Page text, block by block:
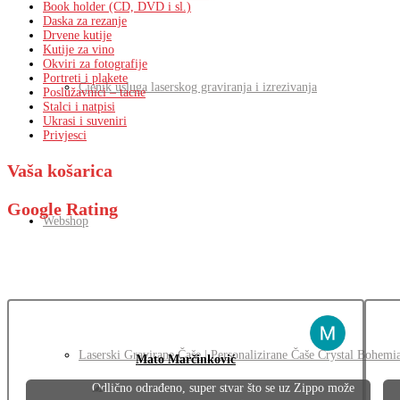
Cjenik usluga laserskog graviranja i izrezivanja
Webshop
Laserski Gravirane Čaše | Personalizirane Čaše Crystal
Book holder (CD, DVD i sl.)
Daska za rezanje
Drvene kutije
Kutije za vino
Okviri za fotografije
Portreti i plakete
Poslužavnici – tacne
Stalci i natpisi
Ukrasi i suveniri
Privjesci
Vaša košarica
Google Rating
Mato Marčinković
Odlično odrađeno, super stvar što se uz Zippo može